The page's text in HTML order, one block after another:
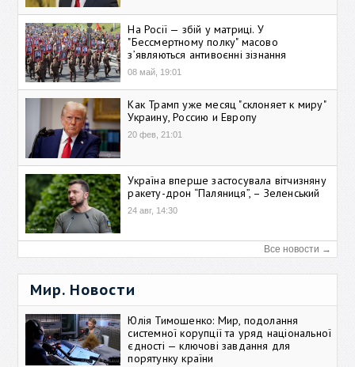
На Росії — збій у матриці. У
"Бессмертному полку" масово
зʼявляються антивоєнні зізнання
08 май, 19:01
Как Трамп уже месяц "склоняет к миру"
Украину, Россию и Европу
20 фев, 21:01
Україна вперше застосувала вітчизняну
ракету-дрон “Паляниця”, – Зеленський
24 авг, 14:30
Все новости →
Мир. Новости
Юлія Тимошенко: Мир, подолання
системної корупції та уряд національної
єдності — ключові завдання для
порятунку країни